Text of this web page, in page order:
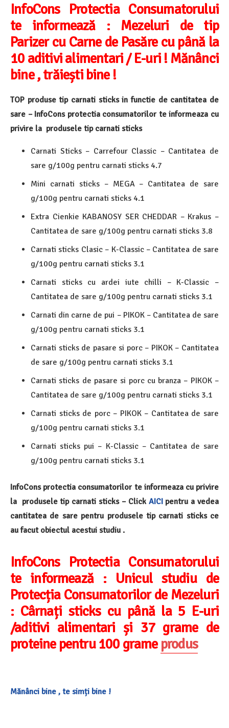
InfoCons Protectia Consumatorului
te informează : Mezeluri de tip
Parizer cu Carne de Pasăre cu până la
10 aditivi alimentari / E-uri ! Mănânci
bine , trăiești bine !
TOP produse tip carnati sticks in functie de cantitatea de
sare – InfoCons protectia consumatorilor te informeaza cu
privire la produsele tip carnati sticks
Carnati Sticks – Carrefour Classic – Cantitatea de
sare g/100g pentru carnati sticks 4.7
Mini carnati sticks – MEGA – Cantitatea de sare
g/100g pentru carnati sticks 4.1
Extra Cienkie KABANOSY SER CHEDDAR – Krakus –
Cantitatea de sare g/100g pentru carnati sticks 3.8
Carnati sticks Clasic – K-Classic – Cantitatea de sare
g/100g pentru carnati sticks 3.1
Carnati sticks cu ardei iute chilli – K-Classic –
Cantitatea de sare g/100g pentru carnati sticks 3.1
Carnati din carne de pui – PIKOK – Cantitatea de sare
g/100g pentru carnati sticks 3.1
Carnati sticks de pasare si porc – PIKOK – Cantitatea
de sare g/100g pentru carnati sticks 3.1
Carnati sticks de pasare si porc cu branza – PIKOK –
Cantitatea de sare g/100g pentru carnati sticks 3.1
Carnati sticks de porc – PIKOK – Cantitatea de sare
g/100g pentru carnati sticks 3.1
Carnati sticks pui – K-Classic – Cantitatea de sare
g/100g pentru carnati sticks 3.1
InfoCons protectia consumatorilor te informeaza cu privire
la produsele tip carnati sticks – Click AICI pentru a vedea
cantitatea de sare pentru produsele tip carnati sticks ce
au facut obiectul acestui studiu .
InfoCons Protectia Consumatorului
te informează : Unicul studiu de
Protecția Consumatorilor de Mezeluri
: Cârnați sticks cu până la 5 E-uri
/aditivi alimentari și 37 grame de
proteine pentru 100 grameprodus
Mănânci bine , te simți bine !